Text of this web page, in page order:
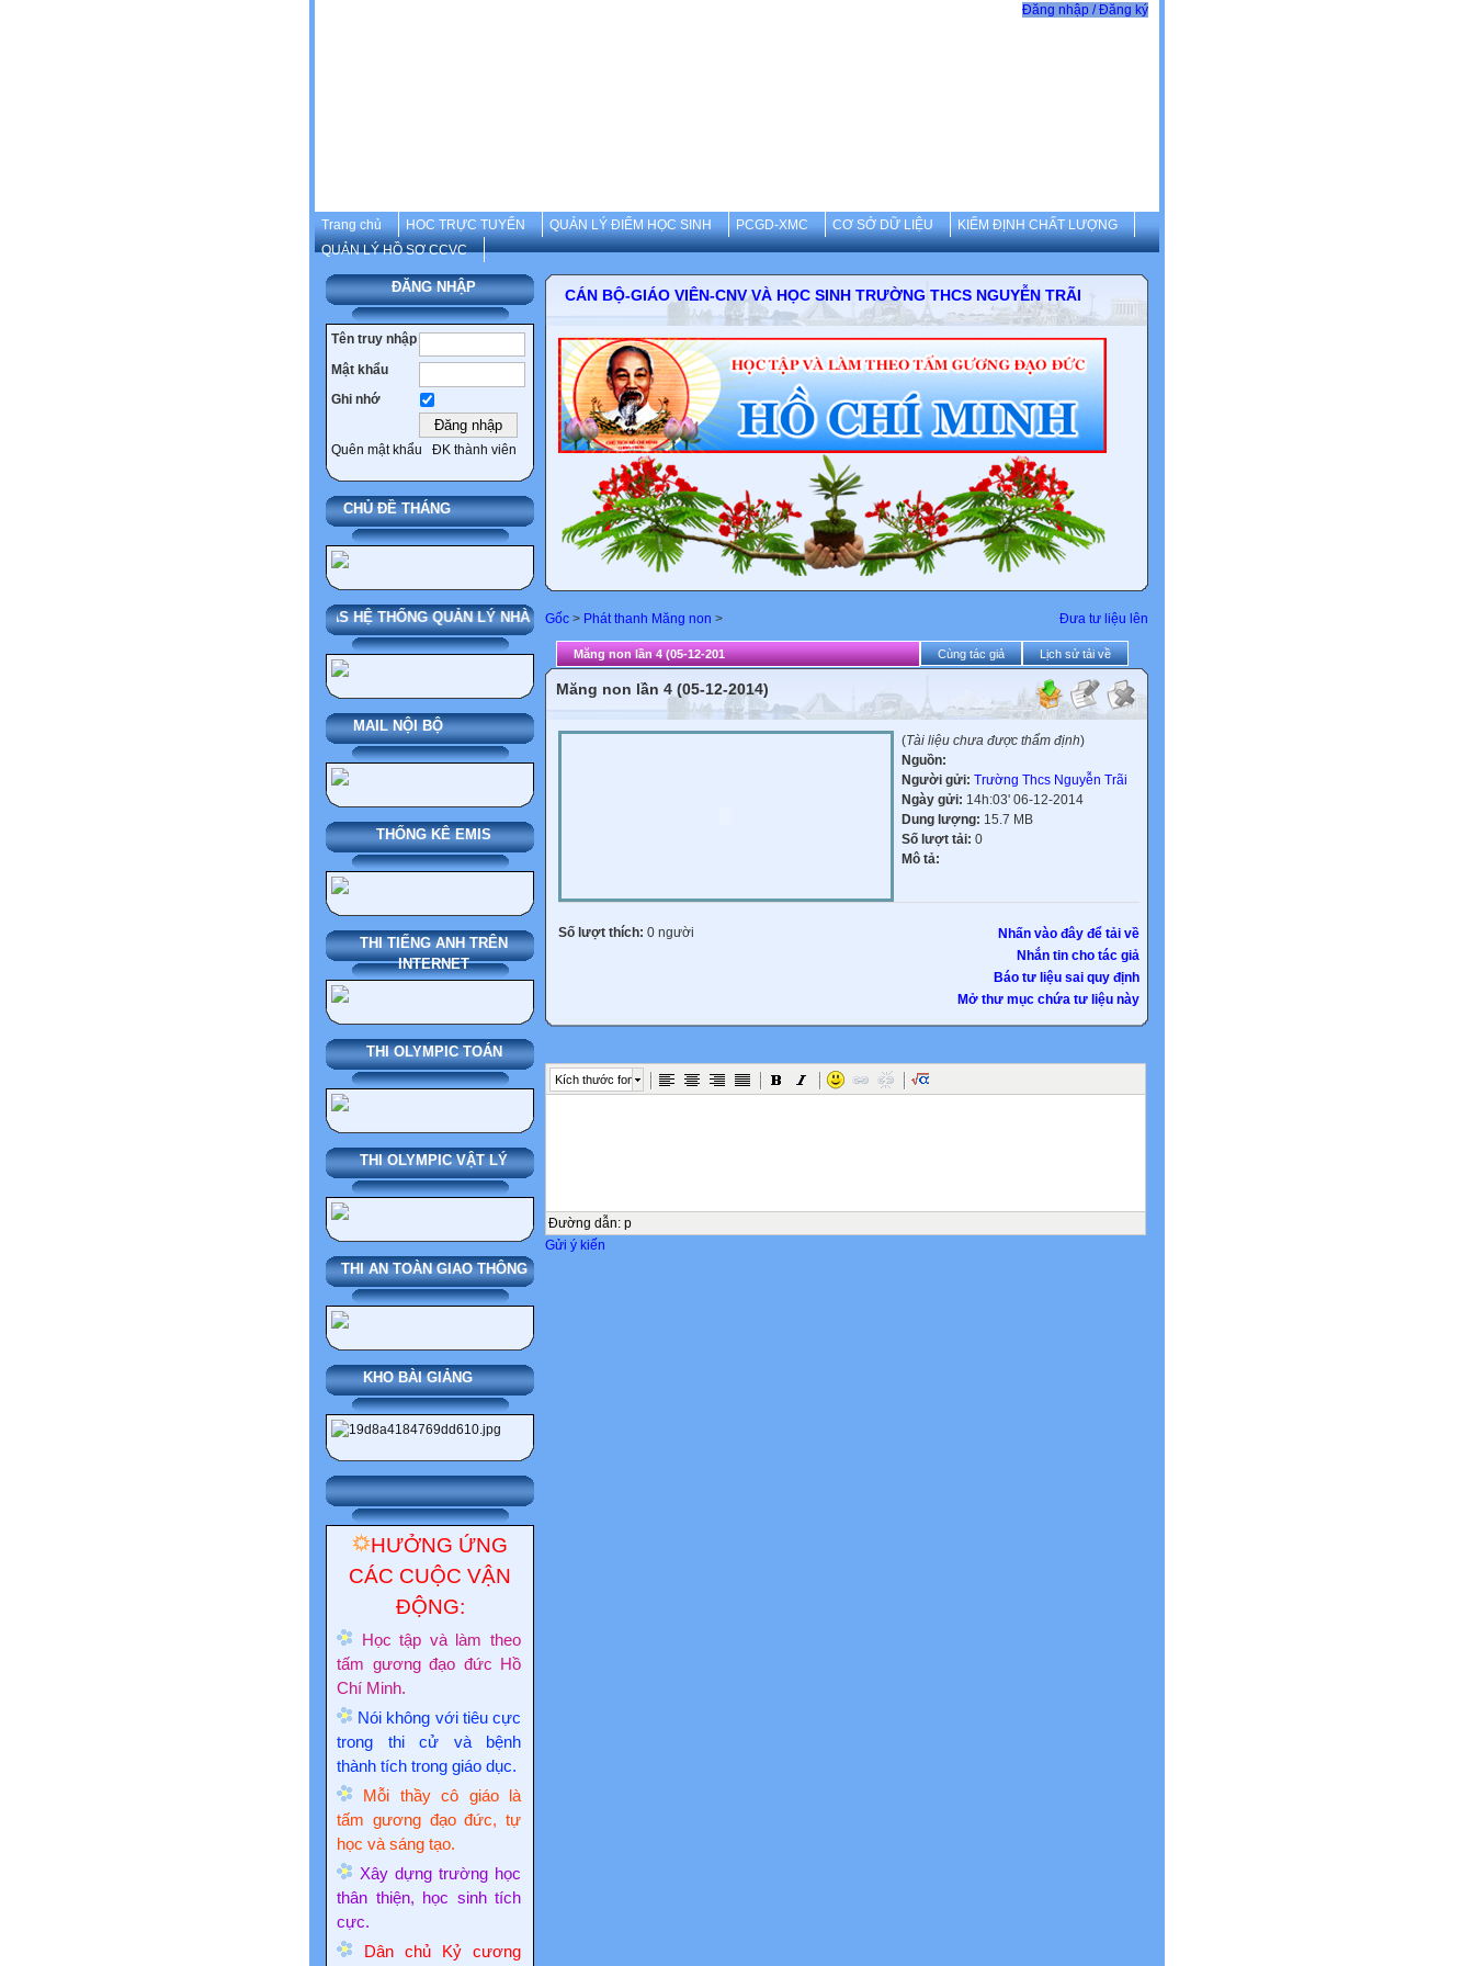
Đăng nhập / Đăng ký
Trang chủ HOC TRỰC TUYẾN QUẢN LÝ ĐIỂM HỌC SINH PCGD-XMC CƠ SỞ DỮ LIỆU
KIỂM ĐỊNH CHẤT LƯỢNG
QUẢN LÝ HỒ SƠ CCVC
ĐĂNG NHẬP
Tên truy nhập
Mật khẩu
Ghi nhớ
Quên mật khẩu ĐK thành viên
CHỦ ĐỀ THÁNG
SMAS HỆ THỐNG QUẢN LÝ NHÀ TRƯỜNG
MAIL NỘI BỘ
THỐNG KÊ EMIS
THI TIẾNG ANH TRÊN
INTERNET
THI OLYMPIC TOÁN
THI OLYMPIC VẬT LÝ
THI AN TOÀN GIAO THÔNG
KHO BÀI GIẢNG
HƯỞNG ỨNG
CÁC CUỘC VẬN
ĐỘNG:
Học tập và làm theo
tấm gương đạo đức Hồ
Chí Minh.
Nói không với tiêu cực
trong thi cử và bệnh
thành tích trong giáo dục.
Mỗi thầy cô giáo là
tấm gương đạo đức, tự
học và sáng tạo.
Xây dựng trường học
thân thiện, học sinh tích
cực.
Dân chủ Kỷ cương
CÁN BỘ-GIÁO VIÊN-CNV VÀ HỌC SINH TRƯỜNG THCS NGUYỄN TRÃI
Đưa tư liệu lên
Gốc > Phát thanh Măng non >
Măng non lần 4 (05-12-201 Cùng tác giả Lịch sử tải về
Măng non lần 4 (05-12-2014)
(Tài liệu chưa được thẩm định)
Nguồn:
Người gửi: Trường Thcs Nguyễn Trãi
Ngày gửi: 14h:03' 06-12-2014
Dung lượng: 15.7 MB
Số lượt tải: 0
Mô tả:
Nhấn vào đây để tải về
Nhắn tin cho tác giả
Báo tư liệu sai quy định
Mở thư mục chứa tư liệu này
Số lượt thích: 0 người
Kích thước font
Đường dẫn: p
Gửi ý kiến